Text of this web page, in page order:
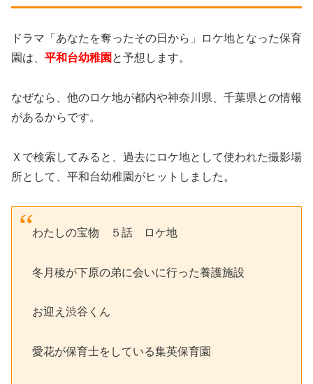
ドラマ「あなたを奪ったその日から」ロケ地となった保育
園は、 平和台幼稚園 と予想します。
なぜなら、他のロケ地が都内や神奈川県、千葉県との情報
があるからです。
Ｘで検索してみると、過去にロケ地として使われた撮影場
所として、平和台幼稚園がヒットしました。
わたしの宝物 ５話 ロケ地
冬月稜が下原の弟に会いに行った養護施設
お迎え渋谷くん
愛花が保育士をしている集英保育園